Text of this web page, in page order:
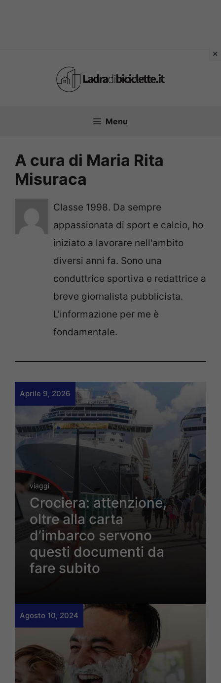
Menu
A cura di Maria Rita
Misuraca
Classe 1998. Da sempre
appassionata di sport e calcio, ho
iniziato a lavorare nell'ambito
diversi anni fa. Sono una
conduttrice sportiva e redattrice a
breve giornalista pubblicista.
L'informazione per me è
fondamentale.
Aprile 9, 2026
viaggi
Crociera: attenzione,
oltre alla carta
d’imbarco servono
questi documenti da
fare subito
Agosto 10, 2024